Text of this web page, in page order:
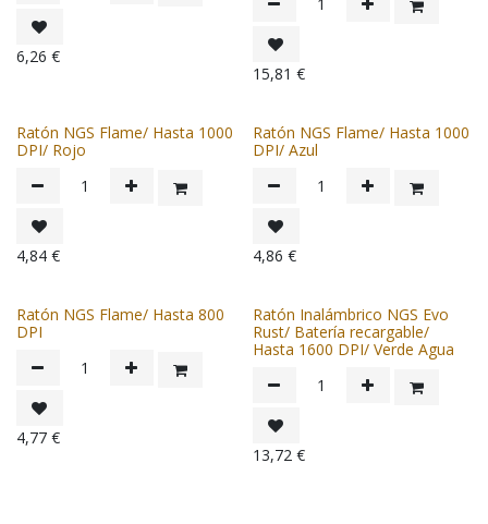
6,26 €
15,81 €
Ratón NGS Flame/ Hasta 1000
DPI/ Rojo
4,84 €
Ratón NGS Flame/ Hasta 1000
DPI/ Azul
4,86 €
Ratón NGS Flame/ Hasta 800
DPI
4,77 €
Ratón Inalámbrico NGS Evo
Rust/ Batería recargable/
Hasta 1600 DPI/ Verde Agua
13,72 €